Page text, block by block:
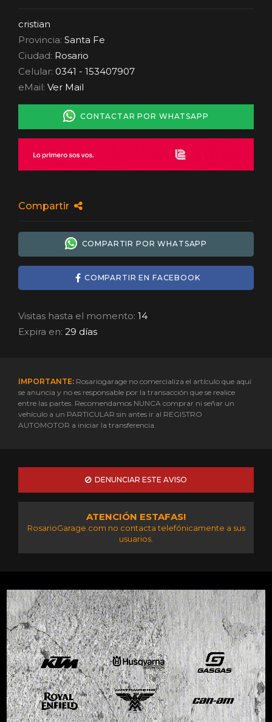
cristian
Provincia: Santa Fe
Ciudad: Rosario
Celular: 0341 - 153407907
eMail: Ver Mail
CONTACTAR POR WHATSAPP
Compartir
COMPARTIR POR WHATSAPP
COMPARTIR EN FACEBOOK
Visitas hasta el momento: 14
Expira en: 29 días
IMPORTANTE: Rosariogarage no comercializa el artículo que aquí
se anuncia y no es responsable por la transacción que se realice
entre las partes. Recomendamos NUNCA comprar ni señar un
vehículo a un PARTICULAR sin antes ir al REGISTRO
AUTOMOTOR a iniciar la transferencia.
DENUNCIAR ESTE AVISO
ATENCIÓN ESTAFAS!
RosarioGarage.com no contacta telefónicamente a sus
usuarios.